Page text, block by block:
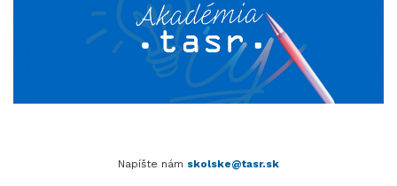
Napíšte nám skolske@tasr.sk